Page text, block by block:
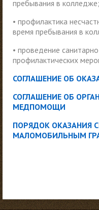
пребывания в колледже;
• профилактика
время пребывания в
• проведение
профилактических
СОГЛАШЕНИЕ ОБ
СОГЛАШЕНИЕ ОБ
МЕДПОМОЩИ
ПОРЯДОК ОКАЗАНИЯ
МАЛОМОБИЛЬНЫМ